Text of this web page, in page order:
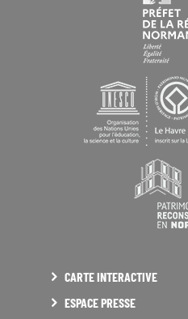
CARTE INTERACTIVE
ESPACE PRESSE